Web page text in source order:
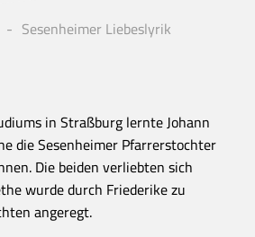
Sesenheimer Liebeslyrik
in Straßburg lernte Johann
die Sesenheimer Pfarrerstochter
Die beiden verliebten sich
wurde durch Friederike zu
angeregt.